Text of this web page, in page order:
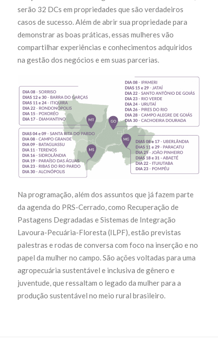
serão 32 DCs em propriedades que são verdadeiros
casos de sucesso. Além de abrir sua propriedade para
demonstrar as boas práticas, essas mulheres vão
compartilhar experiências e conhecimentos adquiridos
na gestão dos negócios e em suas parcerias.
Na programação, além dos assuntos que já fazem parte
da agenda do PRS-Cerrado, como Recuperação de
Pastagens Degradadas e Sistemas de Integração
Lavoura-Pecuária-Floresta (ILPF), estão previstas
palestras e rodas de conversa com foco na inserção e no
papel da mulher no campo. São ações voltadas para uma
agropecuária sustentável e inclusiva de gênero e
juventude, que ressaltam o legado da mulher para a
produção sustentável no meio rural brasileiro.